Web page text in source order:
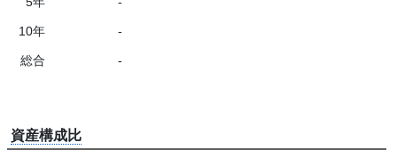
10年 -
総合 -
資産構成比